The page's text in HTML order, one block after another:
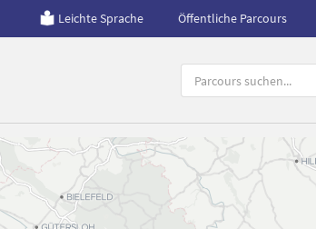
Leichte Sprache Öffentliche Parcours